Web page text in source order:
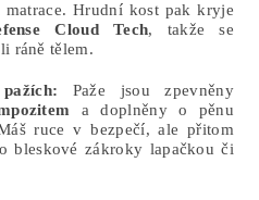
Hrudní kost pak kryje
Cloud Tech, takže se
ráně tělem.
Paže jsou zpevněny
a doplněny o pěnu
ruce v bezpečí, ale přitom
bleskové zákroky lapačkou či